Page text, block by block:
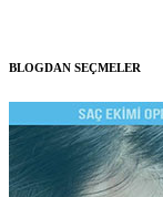
BLOGDAN SEÇMELER